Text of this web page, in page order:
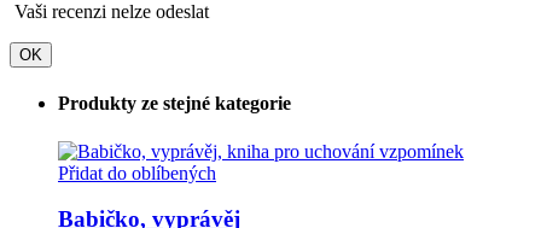
Vaši recenzi nelze odeslat
OK
Produkty ze stejné kategorie
Přidat do oblíbených
Babičko, vyprávěj